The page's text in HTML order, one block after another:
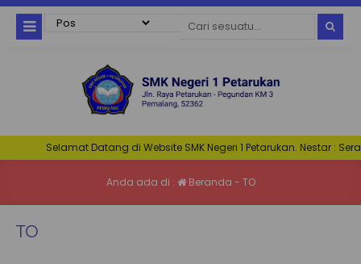
Selamat Datang di Website SMK Negeri 1 Petarukan. Nestar :
Anda ada di : Beranda - TO
TO